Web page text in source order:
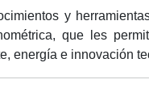
y
que les
energía e innovación